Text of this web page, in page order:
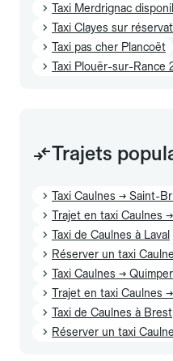
Taxi Merdrignac
Taxi Clayes sur
Taxi pas cher Plancoët
Taxi Plouër-sur-Rance
Trajets
Taxi Caulnes → Saint-
Trajet en taxi Caulnes
Taxi de Caulnes à Laval
Réserver un taxi
Taxi Caulnes → Quimper
Trajet en taxi Caulnes
Taxi de Caulnes à Brest
Réserver un taxi